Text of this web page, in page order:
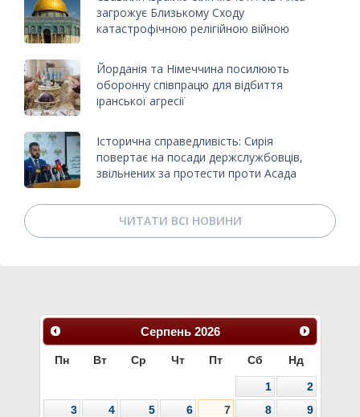
загрожує Близькому Сходу
катастрофічною релігійною війною
Йорданія та Німеччина посилюють
оборонну співпрацю для відбиття
іранської агресії
Історична справедливість: Сирія
повертає на посади держслужбовців,
звільнених за протести проти Асада
ЧИТАТИ ВСІ НОВИНИ
Серпень 2026
Пн Вт Ср Чт Пт Сб Нд
1
2
3
4 5 6 7 8
9